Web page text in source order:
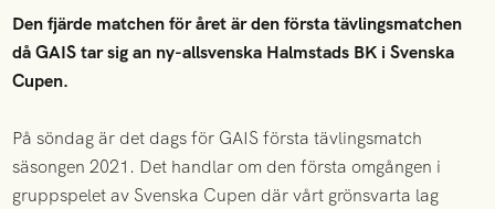
Den fjärde matchen för året är den första tävlingsmatchen
då GAIS tar sig an ny-allsvenska Halmstads BK i Svenska
Cupen.
På söndag är det dags för GAIS första tävlingsmatch
säsongen 2021. Det handlar om den första omgången i
gruppspelet av Svenska Cupen där vårt grönsvarta lag